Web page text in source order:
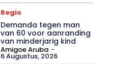
Regio
Demanda tegen man
van 60 voor aanranding
van minderjarig kind
Amigoe Aruba -
6 Augustus, 2026